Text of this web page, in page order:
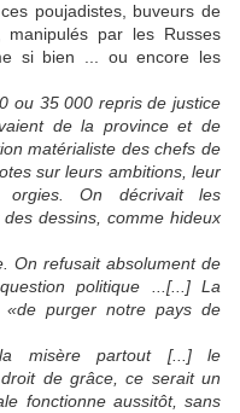
poujadistes, buveurs de
manipulés par les Russes
si bien ... ou encore les
ou 35 000 repris de justice
de la province et de
matérialiste des chefs de
sur leurs ambitions, leur
On décrivait les
dessins, comme hideux
On refusait absolument de
politique ...[...] La
«de purger notre pays de
misère partout [...] le
de grâce, ce serait un
fonctionne aussitôt, sans